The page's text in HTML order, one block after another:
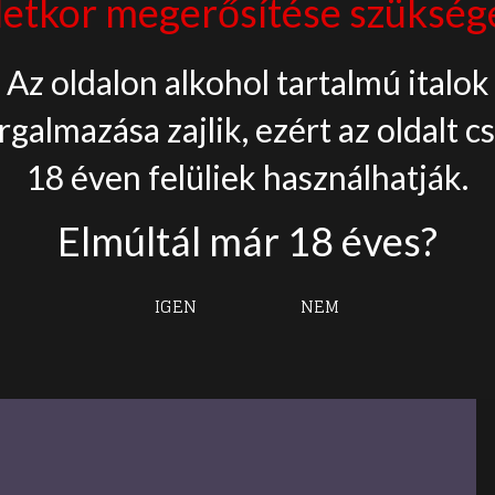
something
amazing — check
back soon!
megerősítése
Az oldalon alkohol tartalmú italok
zajlik, ezért az oldalt
18 éven felüliek használhatják.
Elmúltál már 18 éves?
IGEN NEM